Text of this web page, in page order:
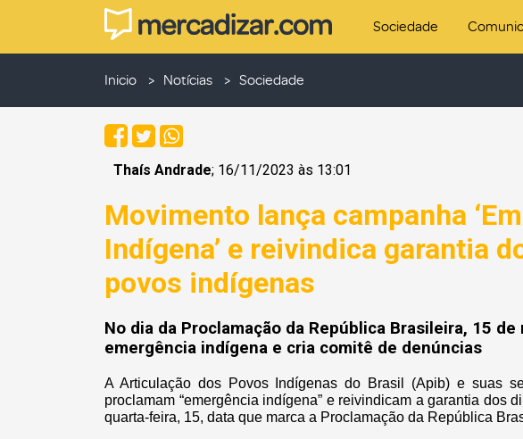
Sociedade
Inicio Notícias Sociedade
Thaís Andrade; 16/11/2023 às 13:01
Movimento lança campanha
Indígena’ e reivindica garantia
povos indígenas
No dia da Proclamação da República Brasileira, 15
emergência indígena e cria comitê de denúncias
A Articulação dos Povos Indígenas do Brasil (Apib) e suas
proclamam “emergência indígena” e reivindicam a garantia dos
quarta-feira, 15, data que marca a Proclamação da República